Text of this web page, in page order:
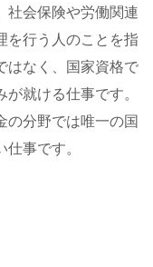
社会保険や労働関連
を行う人のことを指
はなく、国家資格で
就ける仕事です。
の分野では唯一の国
事です。